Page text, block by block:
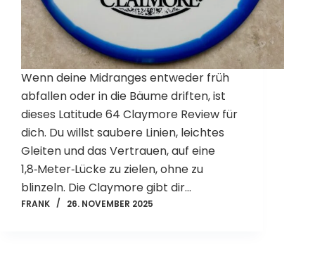
Wenn deine Midranges entweder früh
abfallen oder in die Bäume driften, ist
dieses Latitude 64 Claymore Review für
dich. Du willst saubere Linien, leichtes
Gleiten und das Vertrauen, auf eine
1,8‑Meter‑Lücke zu zielen, ohne zu
blinzeln. Die Claymore gibt dir…
FRANK 26. NOVEMBER 2025